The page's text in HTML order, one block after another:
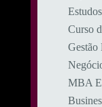
Curso
​Gestão
MBA